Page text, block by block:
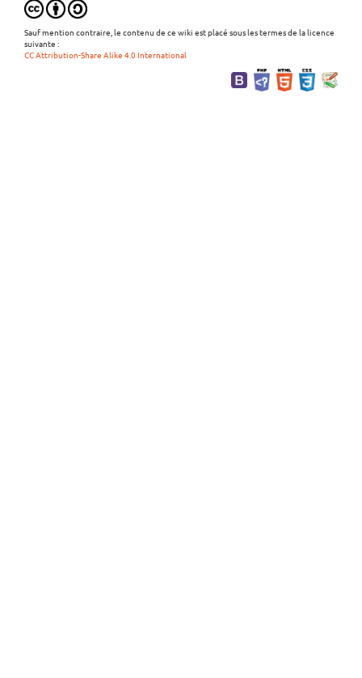
Sauf mention contraire, le contenu de ce wiki est placé sous les termes de la licence
suivante :
CC Attribution-Share Alike 4.0 International